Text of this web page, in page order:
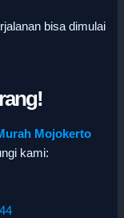
bisa dimulai
Mojokerto
kami: